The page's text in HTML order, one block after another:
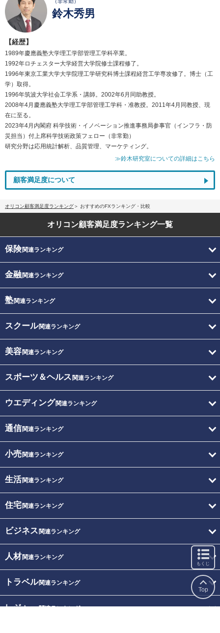
鈴木秀男
【経歴】
1989年慶應義塾大学理工学部管理工学科卒業。
1992年ロチェスター大学経営大学院修士課程修了。
1996年東京工業大学大学院理工学研究科博士課程経営工学専攻修了。博士（工
学）取得。
1996年筑波大学社会工学系・講師。2002年6月同助教授。
2008年4月慶應義塾大学理工学部管理工学科・准教授。2011年4月同教授、現
在に至る。
2023年4月内閣府 科学技術・イノベーション推進事務局参事官（インフラ・防
災担当）付上席科学技術政策フェロー（非常勤）
研究分野は応用統計解析、品質管理、マーケティング。
≫鈴木研究室についての詳細はこちら
顧客満足度について
オリコン顧客満足度ランキング おすすめのFXランキング・比較
オリコン顧客満足度ランキング一覧
保険関連ランキング
金融関連ランキング
塾関連ランキング
スクール関連ランキング
美容関連ランキング
スポーツ＆ヘルス 関連ランキング
ウエディング関連ランキング
通信関連ランキング
小売関連ランキング
生活関連ランキング
住宅関連ランキング
ビジネス 関連ランキング
人材関連ランキング
トラベル関連ランキング
レジャー関連ランキング
もくじ
Top